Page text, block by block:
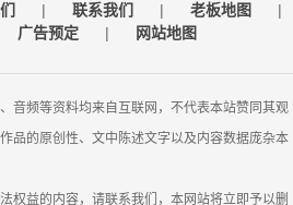
| 联系我们 | 老板地图
|
广告预定 | 网站地图
音频等资料均来自互联网，不代表本站赞同其观
品的原创性、文中陈述文字以及内容数据庞杂本
权益的内容，请联系我们，本网站将立即予以删